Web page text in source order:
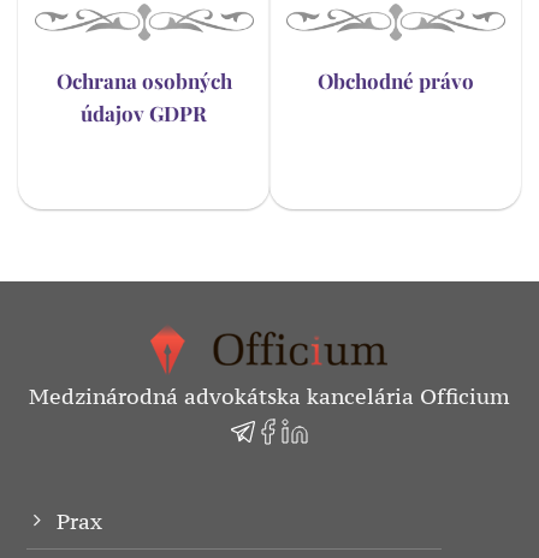
Ochrana osobných
údajov GDPR
Obchodné právo
Medzinárodná advokátska kancelária Officium
Prax